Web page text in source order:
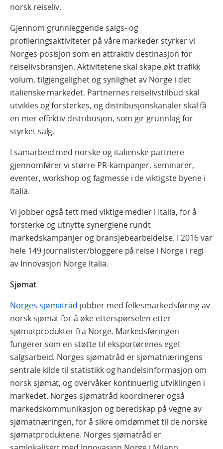
norsk reiseliv.
Gjennom grunnleggende salgs- og
profileringsaktiviteter på våre markeder styrker vi
Norges posisjon som en attraktiv destinasjon for
reiselivsbransjen. Aktivitetene skal skape økt trafikk
volum, tilgjengelighet og synlighet av Norge i det
italienske markedet. Partnernes reiselivstilbud skal
utvikles og forsterkes, og distribusjonskanaler skal få
en mer effektiv distribusjon, som gir grunnlag for
styrket salg.
I samarbeid med norske og italienske partnere
gjennomfører vi større PR-kampanjer, seminarer,
eventer, workshop og fagmesse i de viktigste byene i
Italia.
Vi jobber også tett med viktige medier i Italia, for å
forsterke og utnytte synergiene rundt
markedskampanjer og bransjebearbeidelse. I 2016 var
hele 149 journalister/bloggere på reise i Norge i regi
av Innovasjon Norge Italia.
Sjømat
Norges sjømatråd jobber med fellesmarkedsføring av
norsk sjømat for å øke etterspørselen etter
sjømatprodukter fra Norge. Markedsføringen
fungerer som en støtte til eksportørenes eget
salgsarbeid. Norges sjømatråd er sjømatnæringens
sentrale kilde til statistikk og handelsinformasjon om
norsk sjømat, og overvåker kontinuerlig utviklingen i
markedet. Norges sjømatråd koordinerer også
markedskommunikasjon og beredskap på vegne av
sjømatnæringen, for å sikre omdømmet til de norske
sjømatproduktene. Norges sjømatråd er